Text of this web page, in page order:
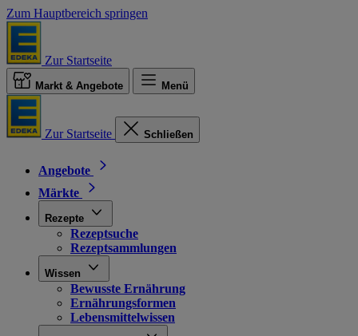
Zum Hauptbereich springen
Zur Startseite
Markt & Angebote Menü
Zur Startseite Schließen
Angebote
Märkte
Rezepte
Rezeptsuche
Rezeptsammlungen
Wissen
Bewusste Ernährung
Ernährungsformen
Lebensmittelwissen